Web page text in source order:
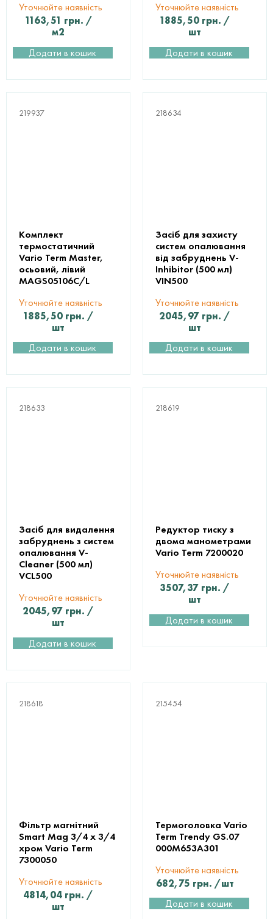
Уточнюйте наявність
1163,51 грн. /
м2
Додати в кошик
Уточнюйте наявність
1885,50 грн. /
шт
Додати в кошик
219937
Комплект
термостатичний
Vario Term Master,
осьовий, лівий
MAGS05106C/L
Уточнюйте наявність
1885,50 грн. /
шт
Додати в кошик
218634
Засіб для захисту
систем опалювання
від забруднень V-
Inhibitor (500 мл)
VIN500
Уточнюйте наявність
2045,97 грн. /
шт
Додати в кошик
218633
Засіб для видалення
забруднень з систем
опалювання V-
Cleaner (500 мл)
VCL500
Уточнюйте наявність
2045,97 грн. /
шт
Додати в кошик
218619
Редуктор тиску з
двома манометрами
Vario Term 7200020
Уточнюйте наявність
3507,37 грн. /
шт
Додати в кошик
218618
Фільтр магнітний
Smart Mag 3/4 х 3/4
хром Vario Term
7300050
Уточнюйте наявність
4814,04 грн. /
шт
215454
Термоголовка Vario
Term Trendy GS.07
000M653A301
Уточнюйте наявність
682,75 грн. /шт
Додати в кошик